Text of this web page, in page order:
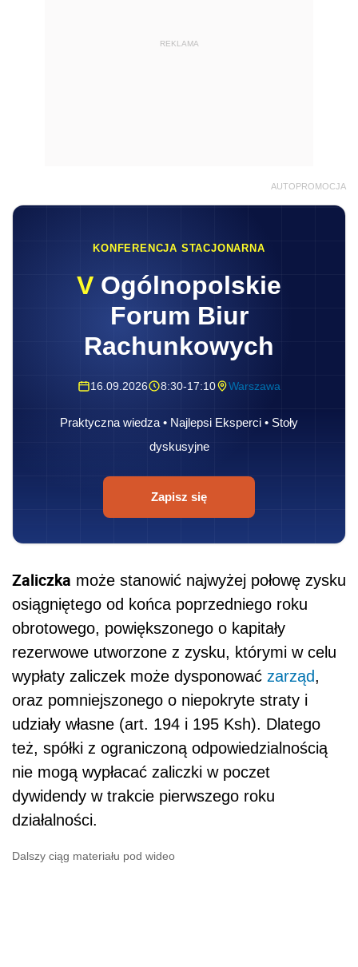
REKLAMA
AUTOPROMOCJA
KONFERENCJA STACJONARNA
V Ogólnopolskie
Forum Biur
Rachunkowych
16.09.2026 8:30-17:10 Warszawa
Praktyczna wiedza • Najlepsi Eksperci • Stoły
dyskusyjne
Zapisz się
Zaliczka może stanowić najwyżej połowę zysku
osiągniętego od końca poprzedniego roku
obrotowego, powiększonego o kapitały
rezerwowe utworzone z zysku, którymi w celu
wypłaty zaliczek może dysponować zarząd,
oraz pomniejszonego o niepokryte straty i
udziały własne (art. 194 i 195 Ksh). Dlatego
też, spółki z ograniczoną odpowiedzialnością
nie mogą wypłacać zaliczki w poczet
dywidendy w trakcie pierwszego roku
działalności.
Dalszy ciąg materiału pod wideo